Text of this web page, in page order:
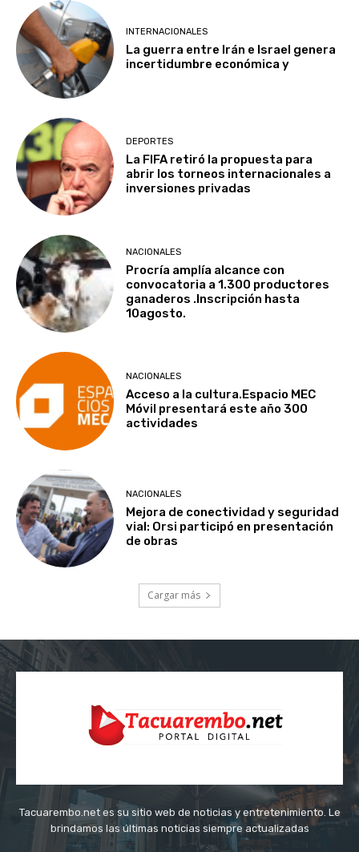
INTERNACIONALES
La guerra entre Irán e Israel genera
incertidumbre económica y
DEPORTES
La FIFA retiró la propuesta para
abrir los torneos internacionales a
inversiones privadas
NACIONALES
Procría amplía alcance con
convocatoria a 1.300 productores
ganaderos .Inscripción hasta
10agosto.
NACIONALES
Acceso a la cultura.Espacio MEC
Móvil presentará este año 300
actividades
NACIONALES
Mejora de conectividad y seguridad
vial: Orsi participó en presentación
de obras
Cargar más
Tacuarembo.net es su sitio web de noticias y entretenimiento. Le
brindamos las últimas noticias siempre actualizadas